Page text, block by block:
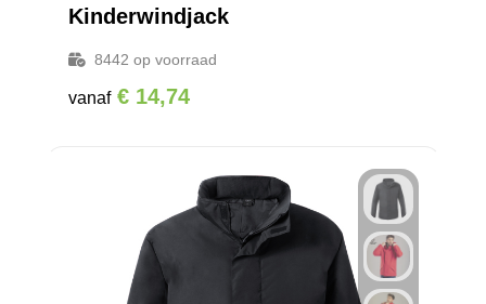
Kinderwindjack
8442 op voorraad
vanaf € 14,74